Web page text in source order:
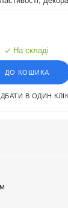
На складі
ДО КОШИКА
В ОДИН КЛІК